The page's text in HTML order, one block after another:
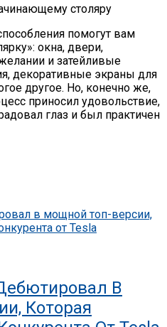
помогут вам
окна, двери,
и затейливые
декоративные экраны для
другое. Но, конечно же,
приносил удовольствие,
глаз и был практичен
В
Которая